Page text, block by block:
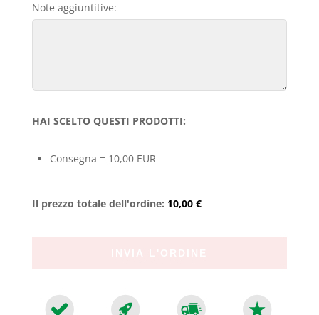
Note aggiuntitive:
HAI SCELTO QUESTI PRODOTTI:
Consegna = 10,00 EUR
Il prezzo totale dell'ordine: 10,00 €